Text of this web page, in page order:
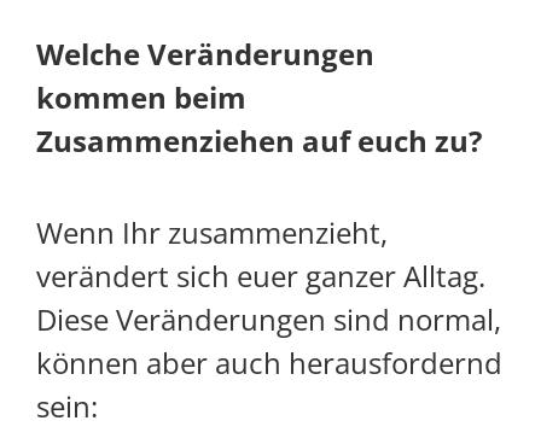
Welche Veränderungen
kommen beim
Zusammenziehen auf euch zu?
Wenn Ihr zusammenzieht,
verändert sich euer ganzer Alltag.
Diese Veränderungen sind normal,
können aber auch herausfordernd
sein: